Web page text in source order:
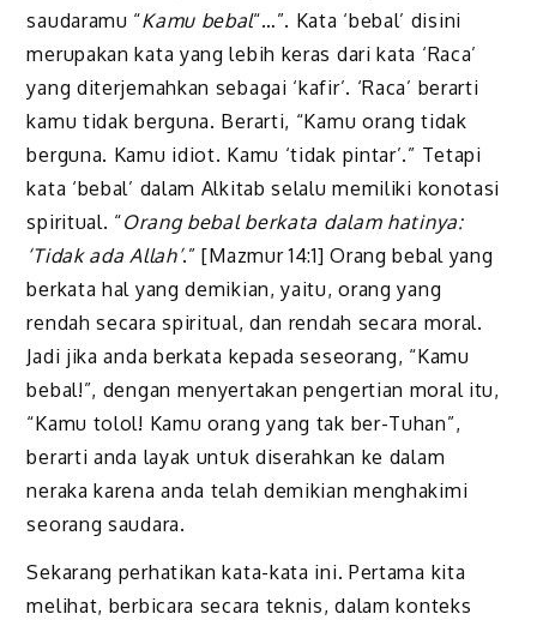
saudaramu “Kamu bebal“…”. Kata ‘bebal’ disini
merupakan kata yang lebih keras dari kata ‘Raca’
yang diterjemahkan sebagai ‘kafir’. ‘Raca’ berarti
kamu tidak berguna. Berarti, “Kamu orang tidak
berguna. Kamu idiot. Kamu ‘tidak pintar’.” Tetapi
kata ‘bebal’ dalam Alkitab selalu memiliki konotasi
spiritual. “Orang bebal berkata dalam hatinya:
‘Tidak ada Allah’.” [Mazmur 14:1] Orang bebal yang
berkata hal yang demikian, yaitu, orang yang
rendah secara spiritual, dan rendah secara moral.
Jadi jika anda berkata kepada seseorang, “Kamu
bebal!”, dengan menyertakan pengertian moral itu,
“Kamu tolol! Kamu orang yang tak ber-Tuhan”,
berarti anda layak untuk diserahkan ke dalam
neraka karena anda telah demikian menghakimi
seorang saudara.
Sekarang perhatikan kata-kata ini. Pertama kita
melihat, berbicara secara teknis, dalam konteks